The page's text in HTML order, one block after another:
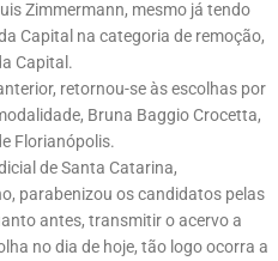
Zimmermann, mesmo já tendo
Capital na categoria de remoção,
Capital.
retornou-se às escolhas por
Bruna Baggio Crocetta,
Florianópolis.
de Santa Catarina,
parabenizou os candidatos pelas
antes, transmitir o acervo a
no dia de hoje, tão logo ocorra a